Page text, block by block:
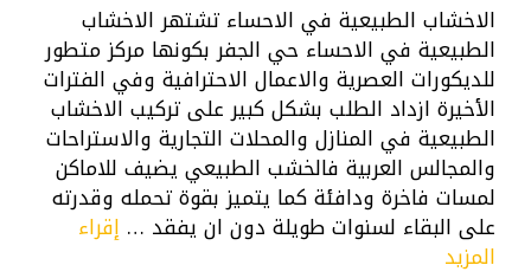
الاخشاب الطبيعية في الاحساء تشتهر الاخشاب
الطبيعية في الاحساء حي الجفر بكونها مركز متطور
للديكورات العصرية والاعمال الاحترافية وفي الفترات
الأخيرة ازداد الطلب بشكل كبير على تركيب الاخشاب
الطبيعية في المنازل والمحلات التجارية والاستراحات
والمجالس العربية فالخشب الطبيعي يضيف للاماكن
لمسات فاخرة ودافئة كما يتميز بقوة تحمله وقدرته
على البقاء لسنوات طويلة دون ان يفقد … إقراء
المزيد